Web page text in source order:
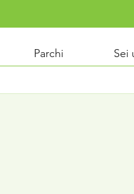
Parchi Sei